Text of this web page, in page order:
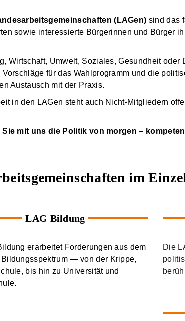
(LAGen) sind das
sowie interessierte Bürgerinnen und Bürger
Wirtschaft, Umwelt, Soziales, Gesundheit
Vorschläge für das Wahlprogramm und die
Austausch mit der Praxis.
in den LAGen steht auch Nicht-Mitgliedern
Sie mit uns die Politik von morgen –
im
LAG Bildung
erarbeitet Forderungen aus dem
Bildungsspektrum — von der Krippe,
bis hin zu Universität und
Die